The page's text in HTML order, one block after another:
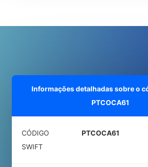
Informações detalhadas sobre o
PTCOCA61
CÓDIGO
SWIFT
PTCOCA61